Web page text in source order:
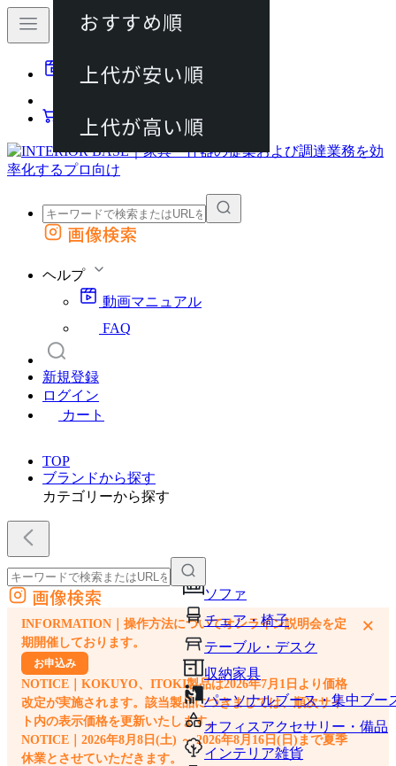
動画マニュアル
カート
外部サイトの商品をカートに追加
画像検索
ヘルプ
動画マニュアル
FAQ
新規登録
ログイン
カート
TOP
ブランドから探す
カテゴリーから探す
ソファ
チェア・椅子
テーブル・デスク
収納家具
パーソナルブース・集中ブー
オフィスアクセサリー・備品
インテリア雑貨
外部サイトの商品をカートに追加
他のサイトで見つけた商品ページのURLを貼り付けて、カートに追加できます
画像検索
INFORMATION｜操作方法についてオンライン説明会を定
期開催しております。
お申込み
NOTICE｜KOKUYO、ITOKI製品は2026年7月1日より価格
改定が実施されます。該当製品につきましては、順次サイ
ト内の表示価格を更新いたします。
NOTICE｜2026年8月8日(土) ～ 2026年8月16日(日)まで夏季
休業とさせていただきます。
×
おすすめ順
上代が安い順
上代が高い順